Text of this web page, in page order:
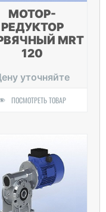
МОТОР-
РЕДУКТОР
MRT
120
уточняйте
ПОСМОТРЕТЬ ТОВАР